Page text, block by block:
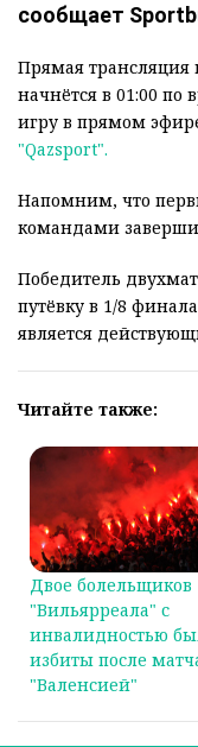
сообщает
Прямая трансляция
начнётся в 01:00 по
игру в прямом
"Qazsport".
Напомним, что
командами
Победитель
путёвку в 1/8
является
Читайте также:
Двое болельщиков
"Вильярреала" с
инвалидностью
избиты после
"Валенсией"